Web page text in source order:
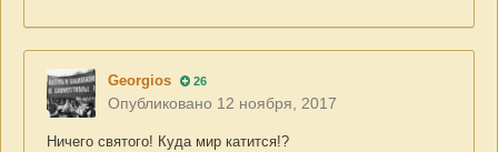
Georgios 26
Опубликовано 12 ноября, 2017
Ничего святого! Куда мир катится!?